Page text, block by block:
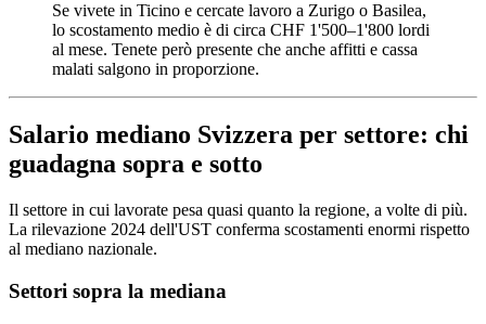
Se vivete in Ticino e cercate lavoro a Zurigo o Basilea,
lo scostamento medio è di circa CHF 1'500–1'800 lordi
al mese. Tenete però presente che anche affitti e cassa
malati salgono in proporzione.
Salario mediano Svizzera per settore: chi
guadagna sopra e sotto
Il settore in cui lavorate pesa quasi quanto la regione, a volte di più.
La rilevazione 2024 dell'UST conferma scostamenti enormi rispetto
al mediano nazionale.
Settori sopra la mediana